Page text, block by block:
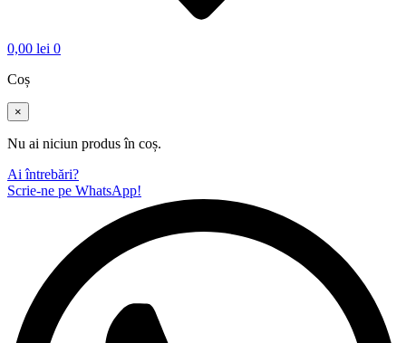
0,00 lei 0
Coș
×
Nu ai niciun produs în coș.
Ai întrebări?
Scrie-ne pe WhatsApp!